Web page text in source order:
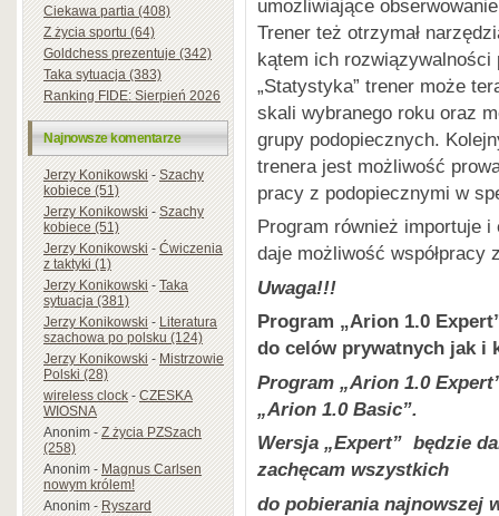
Ciekawa partia (408)
Z życia sportu (64)
Goldchess prezentuje (342)
Taka sytuacja (383)
Ranking FIDE: Sierpień 2026
Najnowsze komentarze
Jerzy Konikowski-Szachy
kobiece (51)
Jerzy Konikowski-Szachy
kobiece (51)
Jerzy Konikowski-Ćwiczenia
z taktyki (1)
Jerzy Konikowski-Taka
sytuacja (381)
Jerzy Konikowski-Literatura
szachowa po polsku (124)
Jerzy Konikowski-Mistrzowie
Polski (28)
wireless clock-CZESKA
WIOSNA
Anonim-Z życia PZSzach
(258)
Anonim-Magnus Carlsen
nowym królem!
Anonim-Ryszard
umożliwiające
Trener też otrzymał
kątem ich
„Statystyka” trener może
skali wybranego roku oraz
grupy podopiecznych.
trenera jest możliwość
pracy z podopiecznymi w
Program również importuje
daje możliwość współpracy
Uwaga!!!
Program „Arion 1.0
do celów prywatnych jak i
Program „Arion 1.0
„Arion 1.0 Basic”.
Wersja „Expert” będzie
zachęcam wszystkich
do pobierania najnowszej